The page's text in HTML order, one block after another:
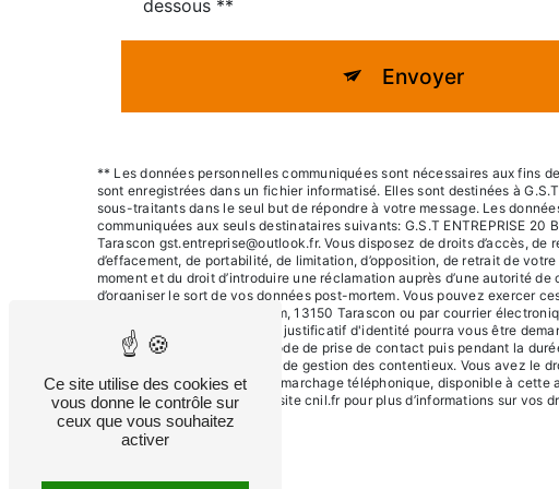
dessous **
Envoyer
** Les données personnelles communiquées sont nécessaires aux fins
sont enregistrées dans un fichier informatisé. Elles sont destinées à G.S.T
sous-traitants dans le seul but de répondre à votre message. Les
communiquées aux seuls destinataires suivants: G.S.T ENTREPRISE 20
Tarascon gst.entreprise@outlook.fr. Vous disposez de droits d’accès, de
d’effacement, de portabilité, de limitation, d’opposition, de retrait de
moment et du droit d’introduire une réclamation auprès d’une autorité de
d’organiser le sort de vos données post-mortem. Vous pouvez exercer
postale à l'adresse 20 Bd Itam, 13150 Tarascon ou par courrier
gst.entreprise@outlook.fr. Un justificatif d'identité pourra vous être
vos données pendant la période de prise de contact puis pendant la
légale aux fins probatoires et de gestion des contentieux. Vous avez le
sur la liste d'opposition au démarchage téléphonique, disponible à cette
Bloctel.gouv.fr. Consultez le site cnil.fr pour plus d’informations sur vos
Ce site utilise des cookies et
vous donne le contrôle sur
ceux que vous souhaitez
activer